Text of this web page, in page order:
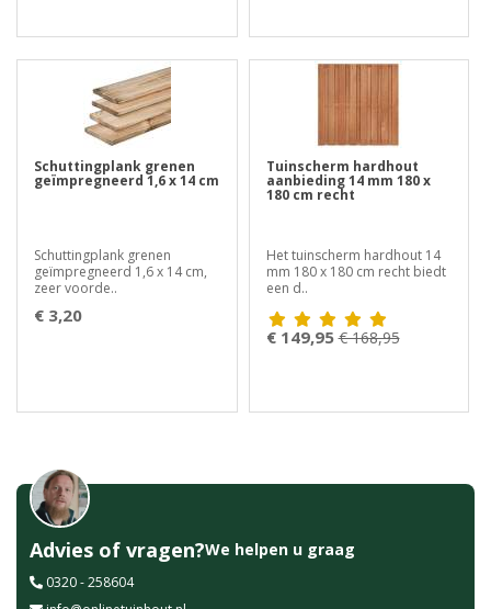
Schuttingplank grenen
geïmpregneerd 1,6 x 14 cm
Schuttingplank grenen
geïmpregneerd 1,6 x 14 cm,
zeer voorde..
€ 3,20
Tuinscherm hardhout
aanbieding 14 mm 180 x
180 cm recht
Het tuinscherm hardhout 14
mm 180 x 180 cm recht biedt
een d..
€ 149,95 € 168,95
Advies of vragen?We helpen u graag
0320 - 258604